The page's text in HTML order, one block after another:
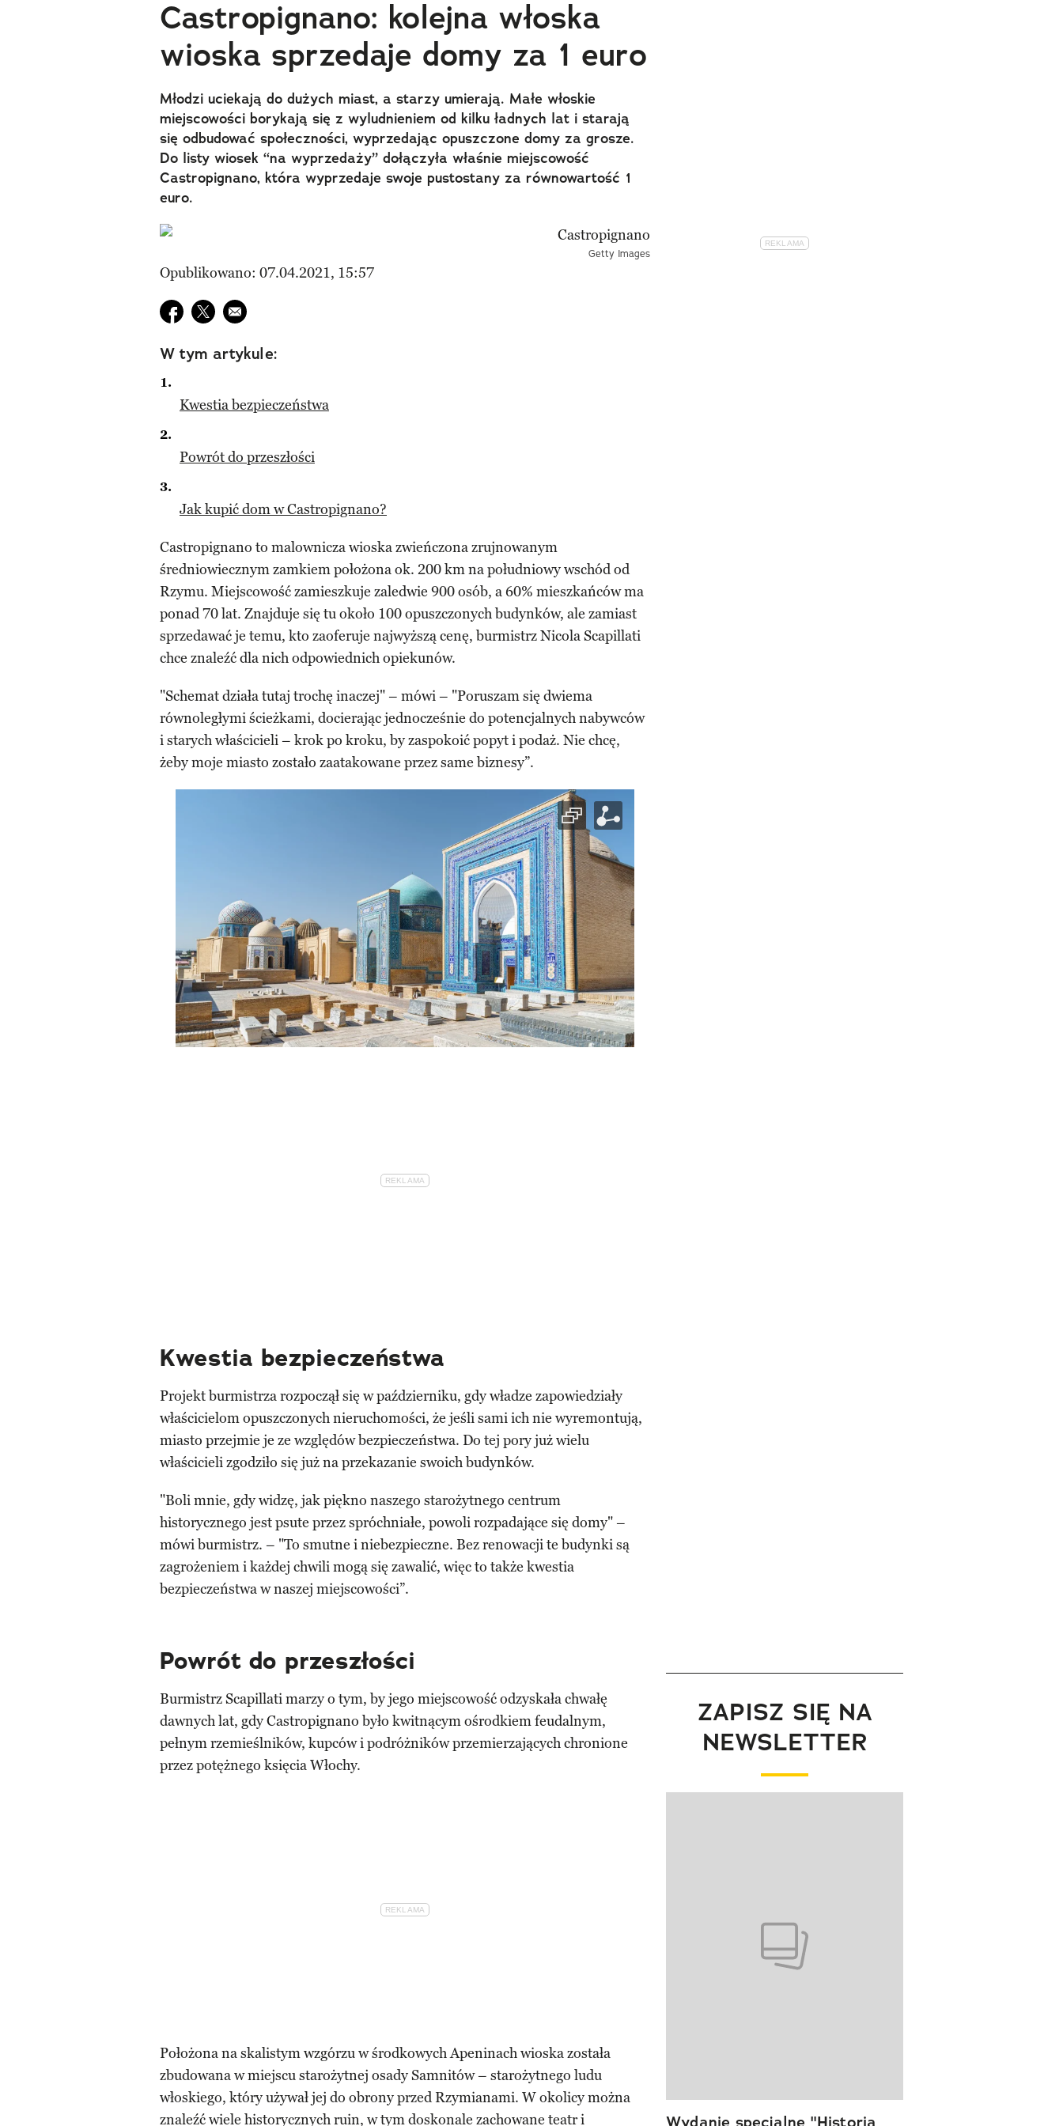
Castropignano: kolejna włoska
wioska sprzedaje domy za 1 euro
Młodzi uciekają do dużych miast, a starzy umierają. Małe włoskie
miejscowości borykają się z wyludnieniem od kilku ładnych lat i starają
się odbudować społeczności, wyprzedając opuszczone domy za grosze.
Do listy wiosek “na wyprzedaży” dołączyła właśnie miejscowość
Castropignano, która wyprzedaje swoje pustostany za równowartość 1
euro.
Getty Images
Opublikowano: 07.04.2021, 15:57
Udostępnij na facebook
Udostępnij na twitter
E-mail do przyjaciela
W tym artykule:
Kwestia bezpieczeństwa
Powrót do przeszłości
Jak kupić dom w Castropignano?
Castropignano to malownicza wioska zwieńczona zrujnowanym
średniowiecznym zamkiem położona ok. 200 km na południowy wschód od
Rzymu. Miejscowość zamieszkuje zaledwie 900 osób, a 60% mieszkańców ma
ponad 70 lat. Znajduje się tu około 100 opuszczonych budynków, ale zamiast
sprzedawać je temu, kto zaoferuje najwyższą cenę, burmistrz Nicola Scapillati
chce znaleźć dla nich odpowiednich opiekunów.
"Schemat działa tutaj trochę inaczej" – mówi – "Poruszam się dwiema
równoległymi ścieżkami, docierając jednocześnie do potencjalnych nabywców
i starych właścicieli – krok po kroku, by zaspokoić popyt i podaż. Nie chcę,
żeby moje miasto zostało zaatakowane przez same biznesy”.
Kwestia bezpieczeństwa
Projekt burmistrza rozpoczął się w październiku, gdy władze zapowiedziały
właścicielom opuszczonych nieruchomości, że jeśli sami ich nie wyremontują,
miasto przejmie je ze względów bezpieczeństwa. Do tej pory już wielu
właścicieli zgodziło się już na przekazanie swoich budynków.
"Boli mnie, gdy widzę, jak piękno naszego starożytnego centrum
historycznego jest psute przez spróchniałe, powoli rozpadające się domy" –
mówi burmistrz. – "To smutne i niebezpieczne. Bez renowacji te budynki są
zagrożeniem i każdej chwili mogą się zawalić, więc to także kwestia
bezpieczeństwa w naszej miejscowości”.
Powrót do przeszłości
Burmistrz Scapillati marzy o tym, by jego miejscowość odzyskała chwałę
dawnych lat, gdy Castropignano było kwitnącym ośrodkiem feudalnym,
pełnym rzemieślników, kupców i podróżników przemierzających chronione
przez potężnego księcia Włochy.
Położona na skalistym wzgórzu w środkowych Apeninach wioska została
zbudowana w miejscu starożytnej osady Samnitów – starożytnego ludu
włoskiego, który używał jej do obrony przed Rzymianami. W okolicy można
znaleźć wiele historycznych ruin, w tym doskonale zachowane teatr i
ZAPISZ SIĘ NA
NEWSLETTER